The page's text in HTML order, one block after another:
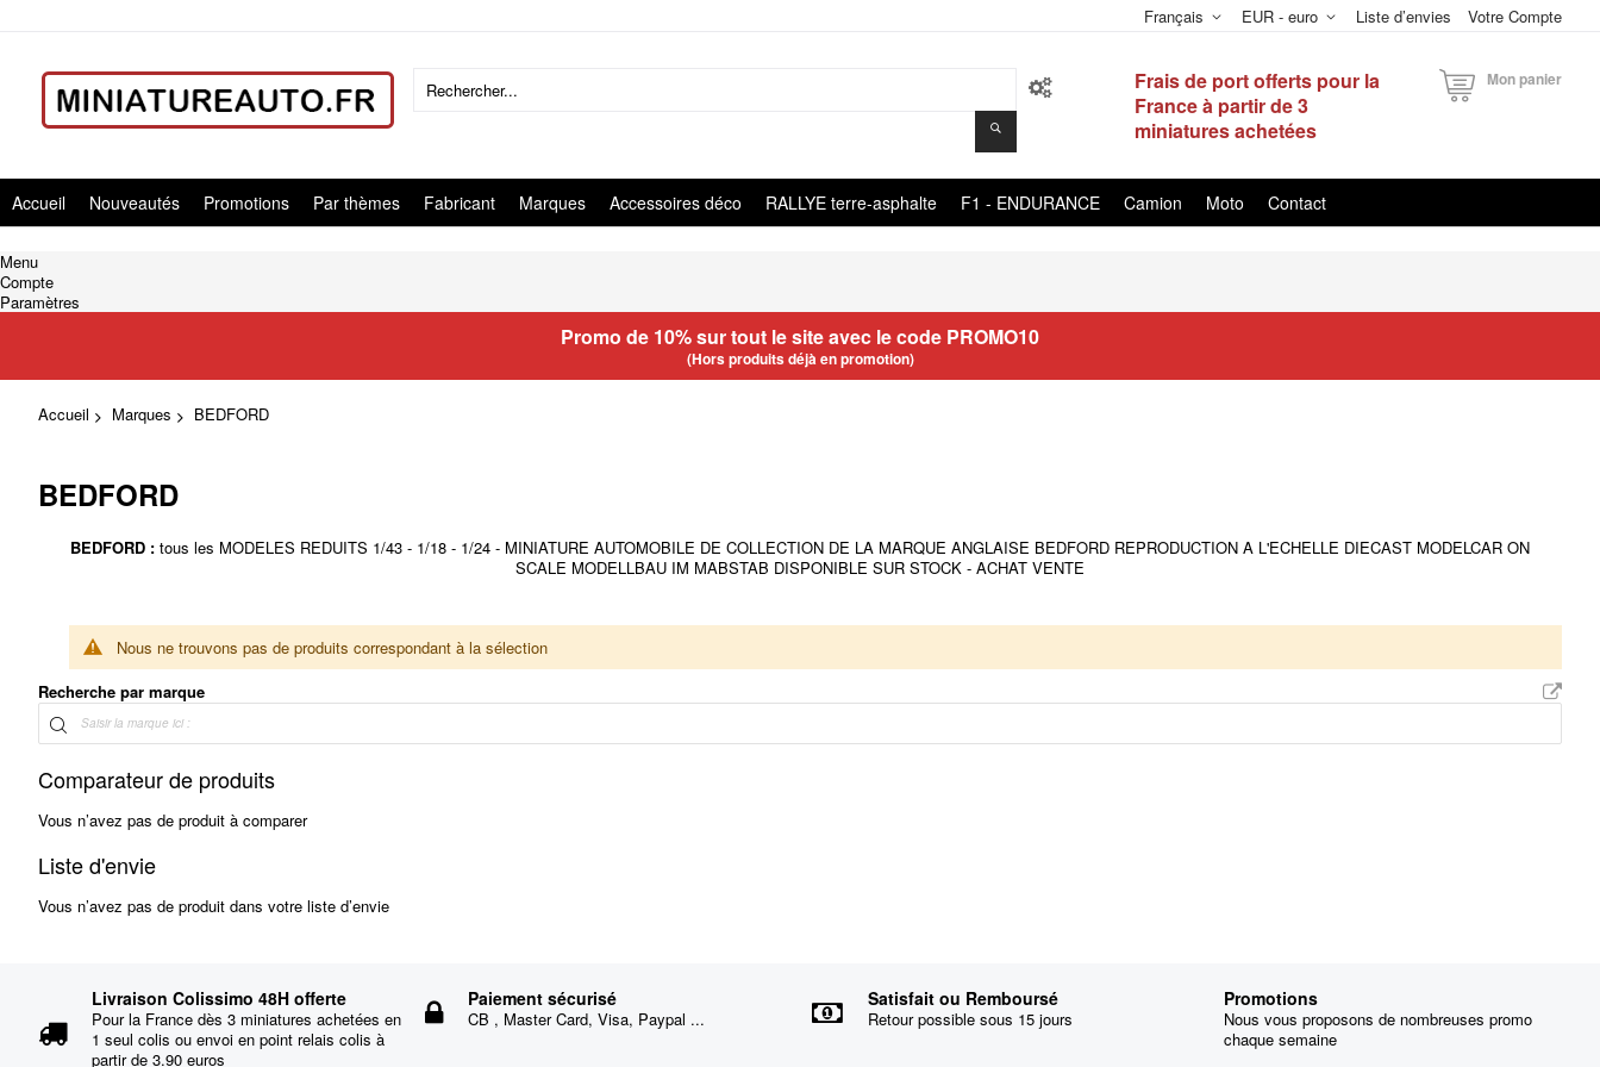
Liste d’envies Votre Compte
EUR - euro
Français
Frais de port offerts pour la
France à partir de 3
miniatures achetées
Mon panier
Accueil Nouveautés Promotions Par thèmes Fabricant Marques Accessoires déco RALLYE terre-asphalte F1 - ENDURANCE Camion Moto Contact
Menu
Compte
Paramètres
Promo de 10% sur tout le site avec le code PROMO10
(Hors produits déjà en promotion)
Accueil Marques BEDFORD
BEDFORD
BEDFORD : tous les MODELES REDUITS 1/43 - 1/18 - 1/24 - MINIATURE AUTOMOBILE DE COLLECTION DE LA MARQUE ANGLAISE BEDFORD REPRODUCTION A L'ECHELLE DIECAST MODELCAR ON
SCALE MODELLBAU IM MABSTAB DISPONIBLE SUR STOCK - ACHAT VENTE
Nous ne trouvons pas de produits correspondant à la sélection
Recherche par marque
Comparateur de produits
Vous n’avez pas de produit à comparer
Liste d'envie
Vous n’avez pas de produit dans votre liste d’envie
Livraison Colissimo 48H offerte
Pour la France dès 3 miniatures achetées en
1 seul colis ou envoi en point relais colis à
partir de 3.90 euros
Paiement sécurisé
CB , Master Card, Visa, Paypal ...
Satisfait ou Remboursé
Retour possible sous 15 jours
Promotions
Nous vous proposons de nombreuses promo
chaque semaine